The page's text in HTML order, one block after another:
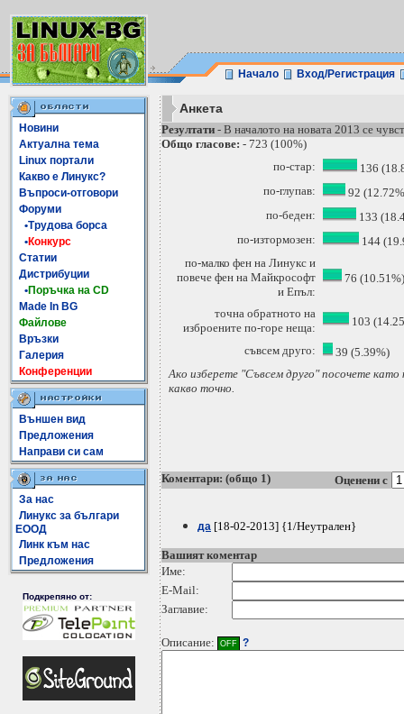
Начало Вход/Регистрация
Новини
Актуална тема
Linux портали
Какво е Линукс?
Въпроси-отговори
Форуми
•Трудова борса
•Конкурс
Статии
Дистрибуции
•Поръчка на CD
Made In BG
Файлове
Връзки
Галерия
Конференции
Външен вид
Предложения
Направи си сам
За нас
Линукс за българи
ЕООД
Линк към нас
Предложения
Подкрепяно от:
Анкета
Резултати - В началото на новата 2013 се
Общо гласове: - 723 (100%)
по-стар:
136
по-глупав:
92
по-беден:
133
по-изтормозен:
144
по-малко фен на Линукс и
повече фен на Майкрософт
и Епъл:
76
точна обратното на
изброените по-горе неща:
103
съвсем друго:
39 (5.39%)
Ако изберете "Съвсем друго" посочете като
какво точно.
Коментари: (общо 1) Оценени с
да [18-02-2013] {1/Неутрален}
Вашият коментар
Име:
E-Mail:
Заглавие:
Описание: OFF ?